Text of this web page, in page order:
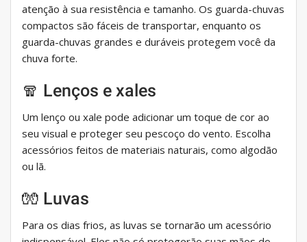
atenção à sua resistência e tamanho. Os guarda-chuvas
compactos são fáceis de transportar, enquanto os
guarda-chuvas grandes e duráveis ​​protegem você da
chuva forte.
🧣 Lenços e xales
Um lenço ou xale pode adicionar um toque de cor ao
seu visual e proteger seu pescoço do vento. Escolha
acessórios feitos de materiais naturais, como algodão
ou lã.
🧤 Luvas
Para os dias frios, as luvas se tornarão um acessório